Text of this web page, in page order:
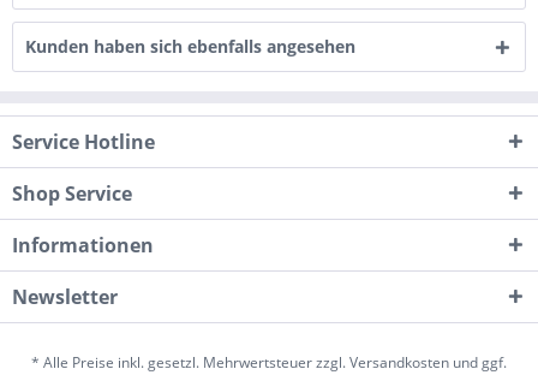
Kunden haben sich ebenfalls angesehen
Service Hotline
Shop Service
Informationen
Newsletter
* Alle Preise inkl. gesetzl. Mehrwertsteuer zzgl.Versandkosten und ggf.